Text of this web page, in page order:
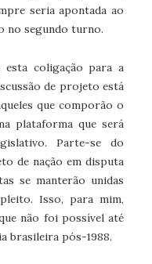
seria apontada ao
no segundo turno.
coligação para a
de projeto está
que comporão o
plataforma que será
Parte-se do
de nação em disputa
se manterão unidas
Isso, para mim,
não foi possível até
brasileira pós-1988.